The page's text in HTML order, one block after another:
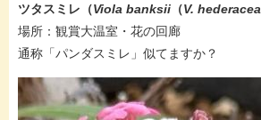
​​​​ツタスミレ（Viola banksii​ （V. hederacea
​場所：観賞大温室・花の回廊
通称「パンダスミレ」似てますか？